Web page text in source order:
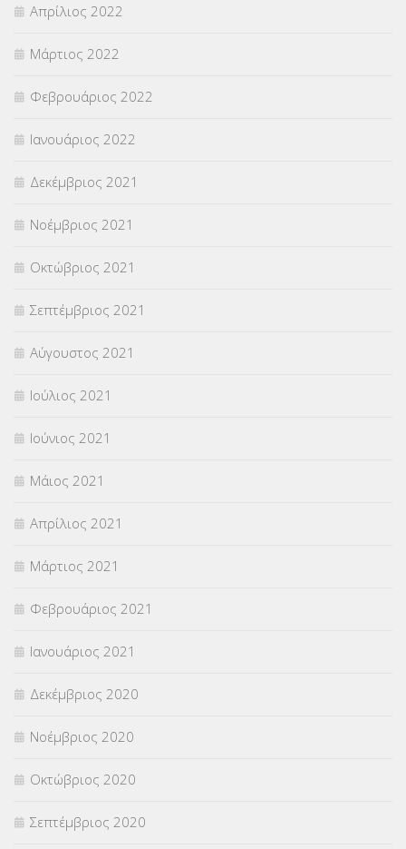
Απρίλιος 2022
Μάρτιος 2022
Φεβρουάριος 2022
Ιανουάριος 2022
Δεκέμβριος 2021
Νοέμβριος 2021
Οκτώβριος 2021
Σεπτέμβριος 2021
Αύγουστος 2021
Ιούλιος 2021
Ιούνιος 2021
Μάιος 2021
Απρίλιος 2021
Μάρτιος 2021
Φεβρουάριος 2021
Ιανουάριος 2021
Δεκέμβριος 2020
Νοέμβριος 2020
Οκτώβριος 2020
Σεπτέμβριος 2020